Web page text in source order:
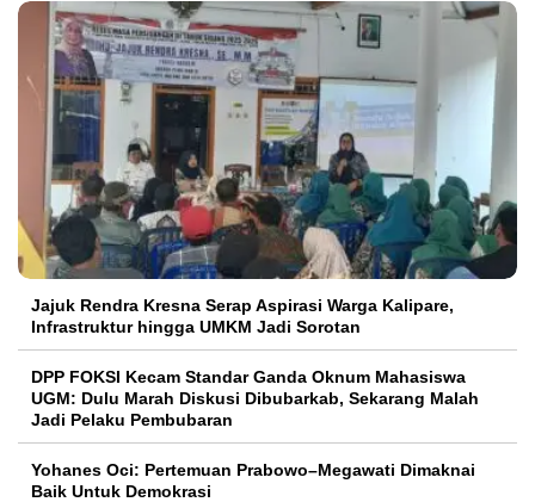
Jajuk Rendra Kresna Serap Aspirasi Warga Kalipare,
Infrastruktur hingga UMKM Jadi Sorotan
DPP FOKSI Kecam Standar Ganda Oknum Mahasiswa
UGM: Dulu Marah Diskusi Dibubarkab, Sekarang Malah
Jadi Pelaku Pembubaran
Yohanes Oci: Pertemuan Prabowo–Megawati Dimaknai
Baik Untuk Demokrasi